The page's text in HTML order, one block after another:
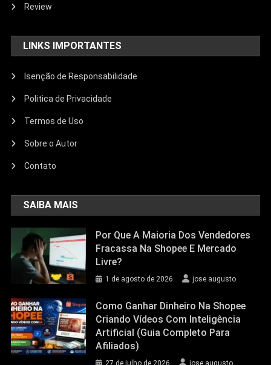
Review
LINKS IMPORTANTES
Isenção de Responsabilidade
Politica de Privacidade
Termos de Uso
Sobre o Autor
Contato
SAIBA MAIS
Por Que A Maioria Dos Vendedores
Fracassa Na Shopee E Mercado
Livre?
1 de agosto de 2026 jose augusto
Como Ganhar Dinheiro Na Shopee
Criando Vídeos Com Inteligência
Artificial (Guia Completo Para
Afiliados)
27 de julho de 2026 jose augusto